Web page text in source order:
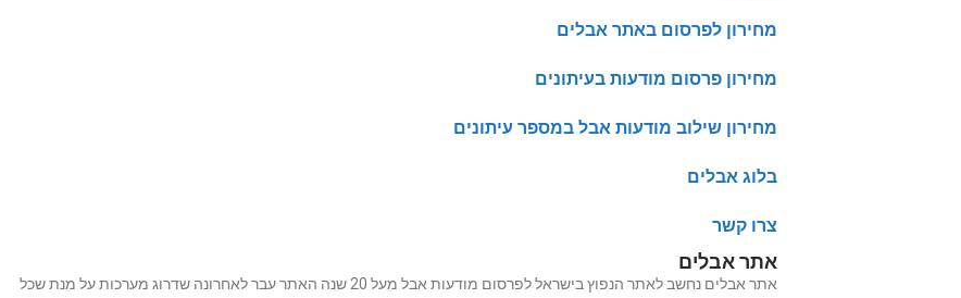
מחירון לפרסום באתר אבלים
מחירון פרסום מודעות בעיתונים
מחירון שילוב מודעות אבל במספר עיתונים
בלוג אבלים
צרו קשר
אתר אבלים
אתר אבלים נחשב לאתר הנפוץ בישראל לפרסום מודעות אבל מעל 20 שנה האתר עבר לאחרונה שדרוג מערכות על מנת שכל